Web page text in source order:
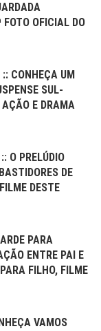
FOTO OFICIAL DO
CONHEÇA UM
SUL-
E DRAMA
O PRELÚDIO
DE
DESTE
PARA
ENTRE PAI E
FILHO, FILME
VAMOS